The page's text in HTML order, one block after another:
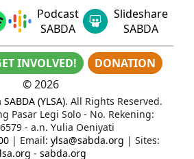
Podcast
SABDA
Slideshare
SABDA
INVOLVED!
DONATION
©2026
(YLSA). All Rights Reserved.
Pasar Legi Solo - No. Rekening:
- a.n. Yulia Oeniyati
| Email: ylsa@sabda.org | Sites:
- sabda.org